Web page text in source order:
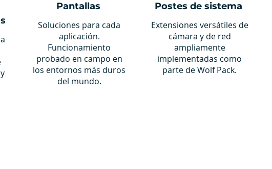
Pantallas
Soluciones para cada
aplicación.
Funcionamiento
probado en campo en
los entornos más duros
del mundo.
Postes de sistema
Extensiones versátiles de
cámara y de red
ampliamente
implementadas como
parte de Wolf Pack.